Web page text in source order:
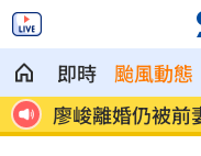
即時 颱風動態
工
廖峻離婚仍被